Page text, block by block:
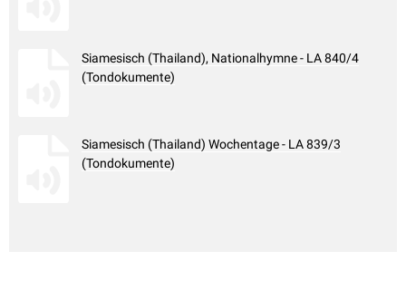
Siamesisch (Thailand), Nationalhymne - LA 840/4
(Tondokumente)
Siamesisch (Thailand) Wochentage - LA 839/3
(Tondokumente)